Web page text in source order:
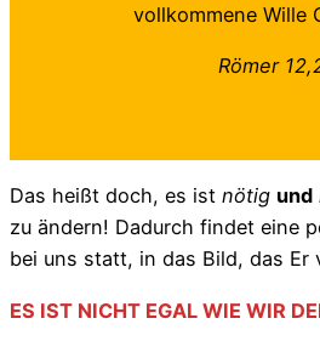
vollkommene Wille
Römer
Das heißt doch, es ist nötig und
zu ändern! Dadurch findet eine
bei uns statt, in das Bild, das Er
ES IST NICHT EGAL WIE WIR